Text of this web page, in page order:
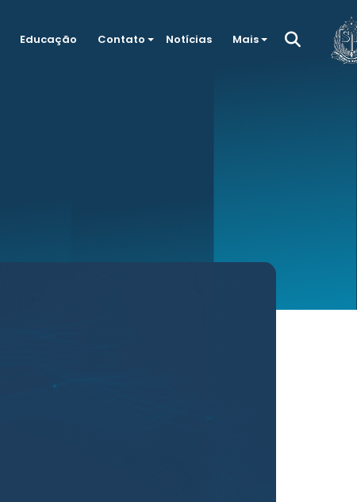
Educação Contato Notícias Mais